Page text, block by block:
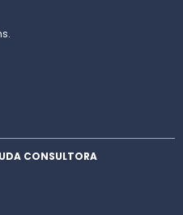
CONSULTORA